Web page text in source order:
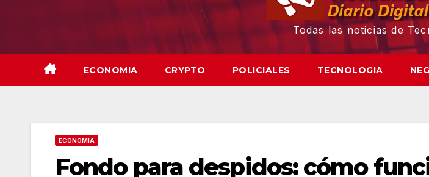
Todas las noticias de
ECONOMIA CRYPTO POLICIALES TECNOLOGIA
ECONOMIA
Fondo para despidos: cómo